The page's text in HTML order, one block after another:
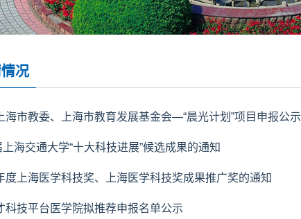
况
海市教委、上海市教育发展基金会—“晨光计划”项目申报公示
海交通大学“十大科技进展”候选成果的通知
度上海医学科技奖、上海医学科技奖成果推广奖的通知
科技平台医学院拟推荐申报名单公示